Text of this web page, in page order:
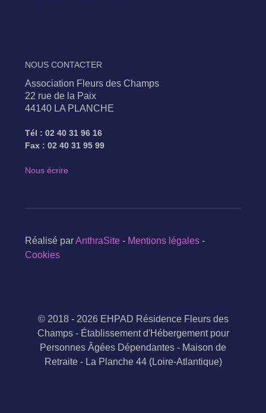
NOUS CONTACTER
Association Fleurs des Champs
22 rue de la Paix
44140 LA PLANCHE
Tél : 02 40 31 96 16
Fax : 02 40 31 95 99
Nous écrire
Réalisé parAnthraSite - Mentions légales -
Cookies
© 2018 - 2026 EHPAD Résidence Fleurs des
Champs - Établissement d'Hébergement pour
Personnes Âgées Dépendantes - Maison de
Retraite - La Planche 44 (Loire-Atlantique)